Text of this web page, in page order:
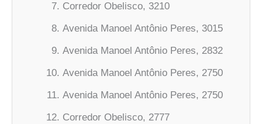
Corredor Obelisco, 3210
Avenida Manoel Antônio Peres, 3015
Avenida Manoel Antônio Peres, 2832
Avenida Manoel Antônio Peres, 2750
Avenida Manoel Antônio Peres, 2750
Corredor Obelisco, 2777